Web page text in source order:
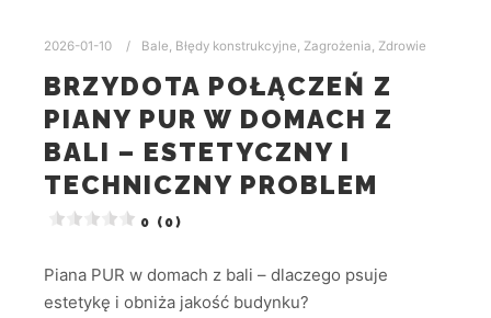
2026-01-10 Bale, Błędy konstrukcyjne, Zagrożenia, Zdrowie
BRZYDOTA POŁĄCZEŃ Z
PIANY PUR W DOMACH Z
BALI – ESTETYCZNY I
TECHNICZNY PROBLEM
0 (0)
Piana PUR w domach z bali – dlaczego psuje
estetykę i obniża jakość budynku?